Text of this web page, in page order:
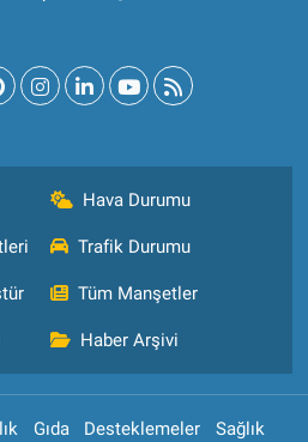
Hava Durumu
Trafik Durumu
Tüm Manşetler
Haber Arşivi
Gıda Desteklemeler
Sağlık